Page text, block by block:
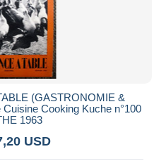
(GASTRONOMIE &
Cooking Kuche n°100
1963
USD